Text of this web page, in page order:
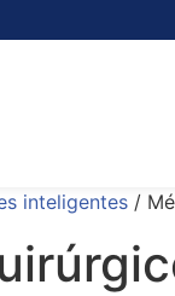
inteligentes /